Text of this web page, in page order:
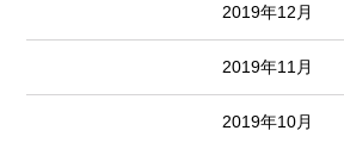
2019年12月
2019年11月
2019年10月